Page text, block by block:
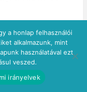
a honlap felhasználói
alkalmazunk, mint
használatával ezt
veszed.
irányelvek